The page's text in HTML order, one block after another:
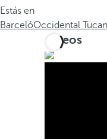
Estás en
BarcelóOccidental
Vídeos